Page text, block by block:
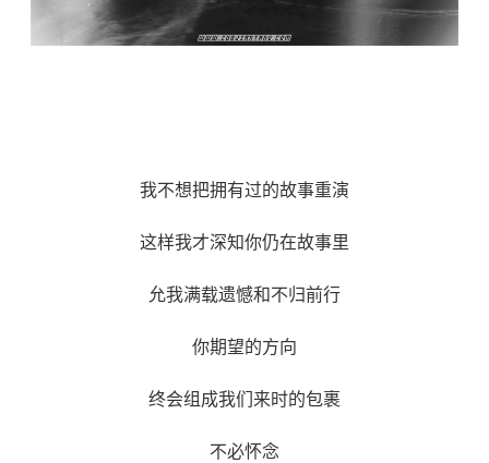
我不想把拥有过的故事重演
这样我才深知你仍在故事里
允我满载遗憾和不归前行
你期望的方向
终会组成我们来时的包裹
不必怀念